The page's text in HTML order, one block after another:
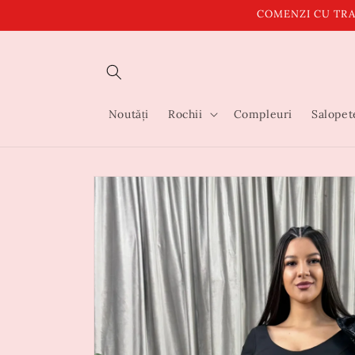
COMENZI CU
Noutăți Rochii Compleuri
informațiile
despre
produs